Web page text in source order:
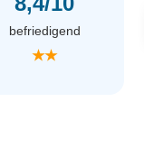
befriedigend
★★